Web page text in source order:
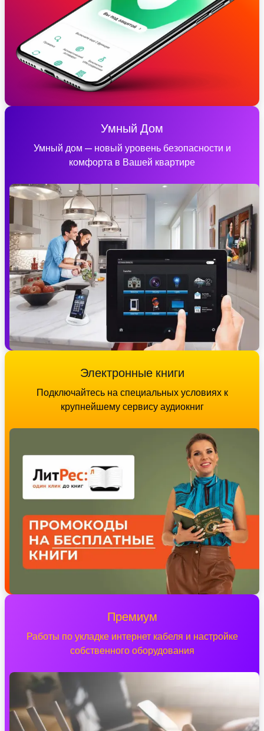
Умный Дом
Умный дом — новый уровень безопасности и
комфорта в Вашей квартире
Электронные книги
Подключайтесь на специальных условиях к
крупнейшему сервису аудиокниг
Премиум
Работы по укладке интернет кабеля и настройке
собственного оборудования